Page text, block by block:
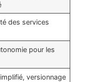
des services
pour les
versionnage